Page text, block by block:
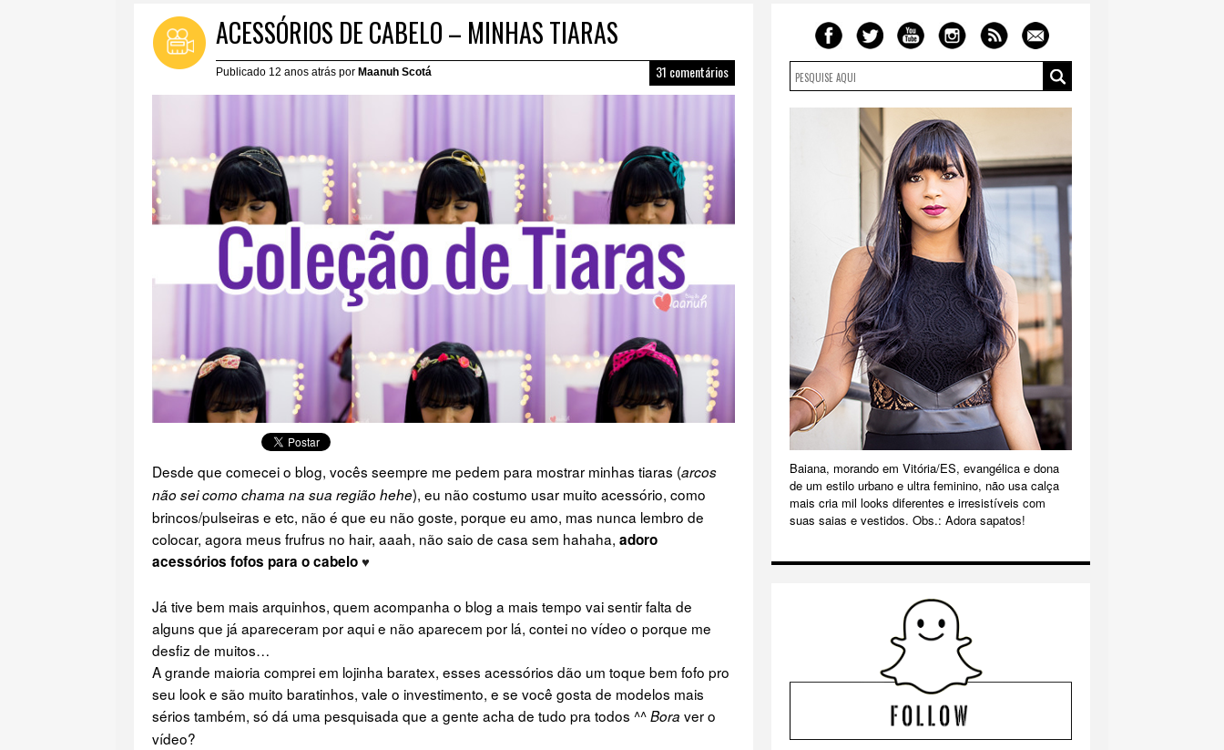
ACESSÓRIOS DE CABELO – MINHAS TIARAS
Publicado 12 anos atrás por Maanuh Scotá 31 comentários
Desde que comecei o blog, vocês seempre me pedem para mostrar minhas tiaras (arcos
não sei como chama na sua região hehe), eu não costumo usar muito acessório, como
brincos/pulseiras e etc, não é que eu não goste, porque eu amo, mas nunca lembro de
colocar, agora meus frufrus no hair, aaah, não saio de casa sem hahaha, adoro
acessórios fofos para o cabelo♥
Já tive bem mais arquinhos, quem acompanha o blog a mais tempo vai sentir falta de
alguns que já apareceram por aqui e não aparecem por lá, contei no vídeo o porque me
desfiz de muitos…
A grande maioria comprei em lojinha baratex, esses acessórios dão um toque bem fofo pro
seu look e são muito baratinhos, vale o investimento, e se você gosta de modelos mais
sérios também, só dá uma pesquisada que a gente acha de tudo pra todos ^^Bora ver o
vídeo?
Baiana, morando em Vitória/ES, evangélica e dona
de um estilo urbano e ultra feminino, não usa calça
mais cria mil looks diferentes e irresistíveis com
suas saias e vestidos. Obs.: Adora sapatos!